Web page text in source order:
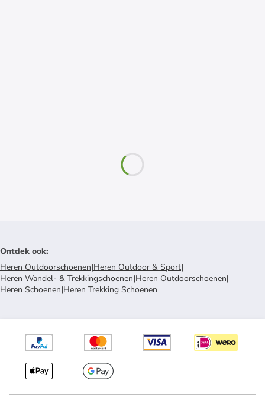
Ontdek ook:
Heren Outdoorschoenen|Heren Outdoor & Sport|
Heren Wandel- & Trekkingschoenen|Heren Outdoorschoenen|
Heren Schoenen|Heren Trekking Schoenen